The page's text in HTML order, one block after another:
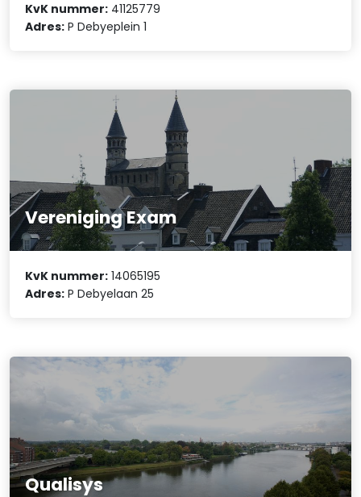
KvK nummer: 41125779
Adres: P Debyeplein 1
Vereniging Exam
KvK nummer: 14065195
Adres: P Debyelaan 25
Qualisys